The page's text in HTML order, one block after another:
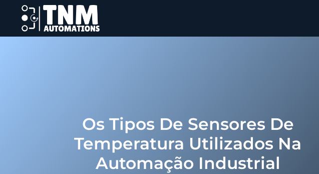
Os Tipos De Sensores De
Temperatura Utilizados Na
Automação Industrial